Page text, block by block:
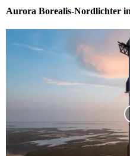
Aurora Borealis-Nordlichter